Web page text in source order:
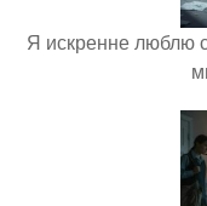
Я искренне люблю